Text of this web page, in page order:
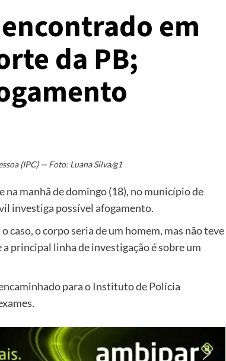
em
da PB;
(IPC) — Foto: Luana Silva/g1
na manhã de domingo (18), no município de
investiga possível afogamento.
caso, o corpo seria de um homem, mas não teve
principal linha de investigação é sobre um
para o Instituto de Polícia